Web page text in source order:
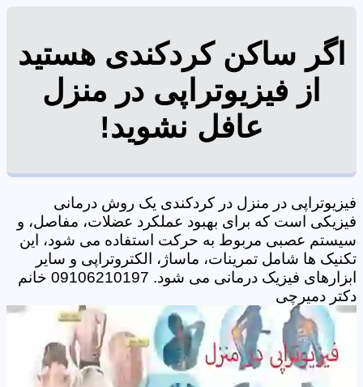
اگر ساکن کردکندی هستید
از فیزیوتراپی در منزل
عافل نشوید!
فیزیوتراپی در منزل در کردکندی یک روش درمانی
فیزیکی است که برای بهبود عملکرد عضلات، مفاصل، و
سیستم عصبی مربوط به حرکت استفاده می شود، این
تکنیک ها شامل تمرینات، ماساژ، الکتروتراپی و سایر
ابزارهای فیزیک درمانی می شود. 09106210197 خانم
دکتر دمیرچی